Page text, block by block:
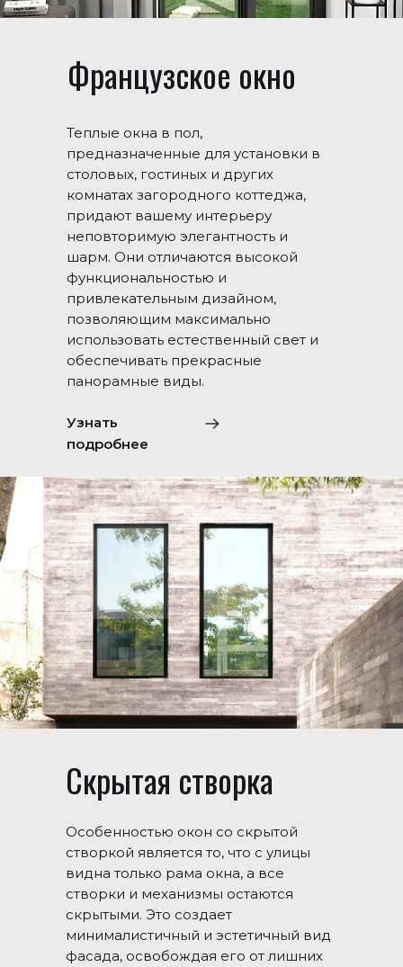
Французское окно
Теплые окна в пол,
предназначенные для установки в
столовых, гостиных и других
комнатах загородного коттеджа,
придают вашему интерьеру
неповторимую элегантность и
шарм. Они отличаются высокой
функциональностью и
привлекательным дизайном,
позволяющим максимально
использовать естественный свет и
обеспечивать прекрасные
панорамные виды.
Узнать
подробнее
Скрытая створка
Особенностью окон со скрытой
створкой является то, что с улицы
видна только рама окна, а все
створки и механизмы остаются
скрытыми. Это создает
минималистичный и эстетичный вид
фасада, освобождая его от лишних